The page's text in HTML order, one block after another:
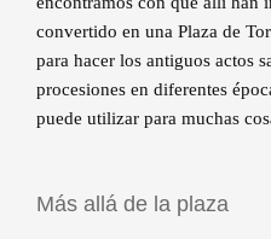
convertido en una Plaza de
para hacer los antiguos actos
procesiones en diferentes
puede utilizar para muchas
Más allá de la plaza